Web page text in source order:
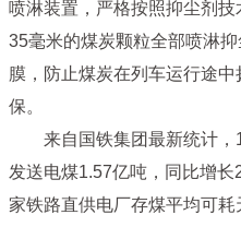
喷淋装置，严格按照抑尘剂
35毫米的煤炭颗粒全部喷淋
膜，防止煤炭在列车运行途
保。
来自国铁集团最新统计
发送电煤1.57亿吨，同比增
家铁路直供电厂存煤平均可